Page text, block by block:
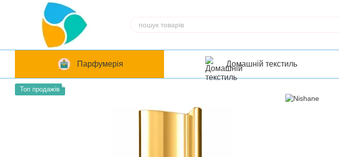
Перейти до основного контенту
Парфумерія Домашній текстиль
Топ продажів